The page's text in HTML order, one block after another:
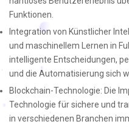
Funktionen.
Integration von Künstlicher
und maschinellem Lernen in
intelligente Entscheidungen,
und die Automatisierung sich
Blockchain-Technologie: Die
Technologie für sichere und
in verschiedenen Branchen